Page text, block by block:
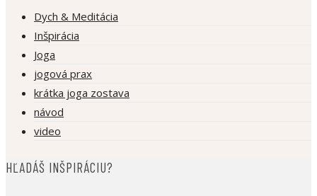
Dych & Meditácia
Inšpirácia
Joga
jogová prax
krátka joga zostava
návod
video
HĽADÁŠ INŠPIRÁCIU?